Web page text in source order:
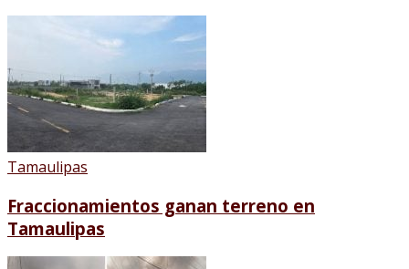
Tamaulipas
Fraccionamientos ganan terreno en
Tamaulipas